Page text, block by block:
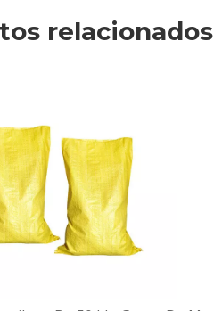
relacionados